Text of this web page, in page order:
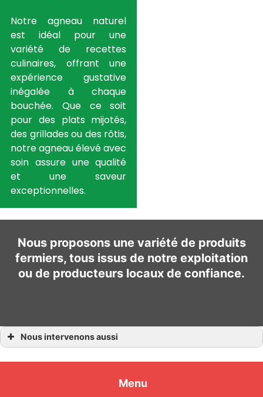
Notre agneau naturel
est idéal pour une
variété de recettes
culinaires, offrant une
expérience gustative
inégalée à chaque
bouchée. Que ce soit
pour des plats mijotés,
des grillades ou des rôtis,
notre agneau élevé avec
soin assure une qualité
et une saveur
exceptionnelles.
Nous proposons une variété de produits
fermiers, tous issus de notre exploitation
ou de producteurs locaux de confiance.
Nous intervenons aussi
Menu